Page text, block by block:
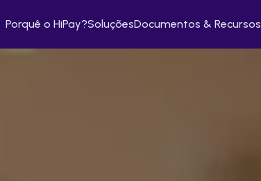
Porquê o HiPay?SoluçõesDocumentos & Recursos